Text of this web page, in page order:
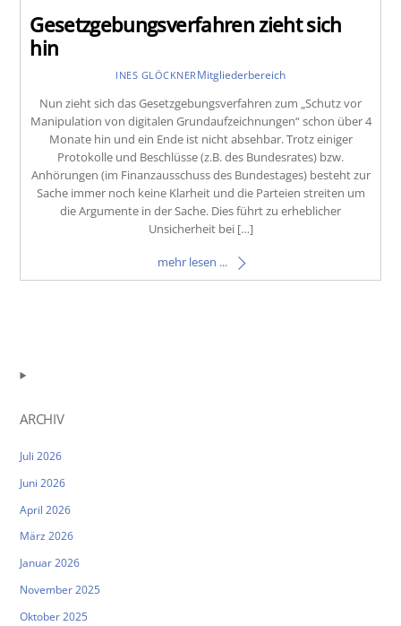
Gesetzgebungsverfahren zieht sich
hin
INES GLÖCKNERMitgliederbereich
Nun zieht sich das Gesetzgebungsverfahren zum „Schutz vor
Manipulation von digitalen Grundaufzeichnungen“ schon über 4
Monate hin und ein Ende ist nicht absehbar. Trotz einiger
Protokolle und Beschlüsse (z.B. des Bundesrates) bzw.
Anhörungen (im Finanzausschuss des Bundestages) besteht zur
Sache immer noch keine Klarheit und die Parteien streiten um
die Argumente in der Sache. Dies führt zu erheblicher
Unsicherheit bei […]
mehr lesen ...
ARCHIV
Juli 2026
Juni 2026
April 2026
März 2026
Januar 2026
November 2025
Oktober 2025